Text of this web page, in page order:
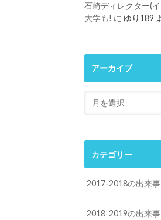
石崎ディレクター(
大学も! に ゆり189
アーカイブ
カテゴリー
2017-2018の出来
2018-2019の出来